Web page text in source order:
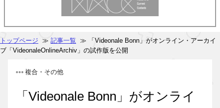
トップページ ≫ 記事一覧 ≫ 「Videonale Bonn」がオンライン・アーカイ
ブ「VideonaleOnlineArchiv」の試作版を公開
複合・その他
「Videonale Bonn」がオンライ